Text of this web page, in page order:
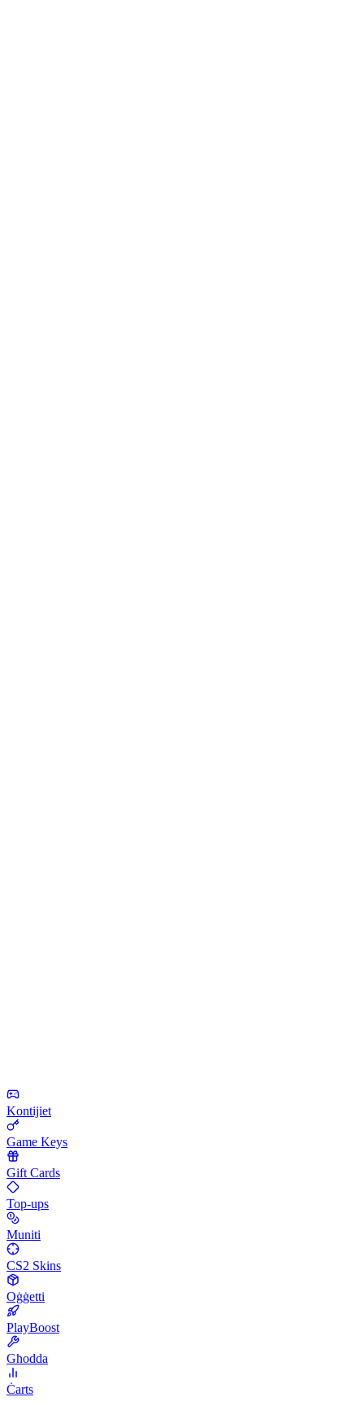
Kontijiet
Game Keys
Gift Cards
Top-ups
Muniti
CS2 Skins
Oġġetti
PlayBoost
Għodda
Ċarts